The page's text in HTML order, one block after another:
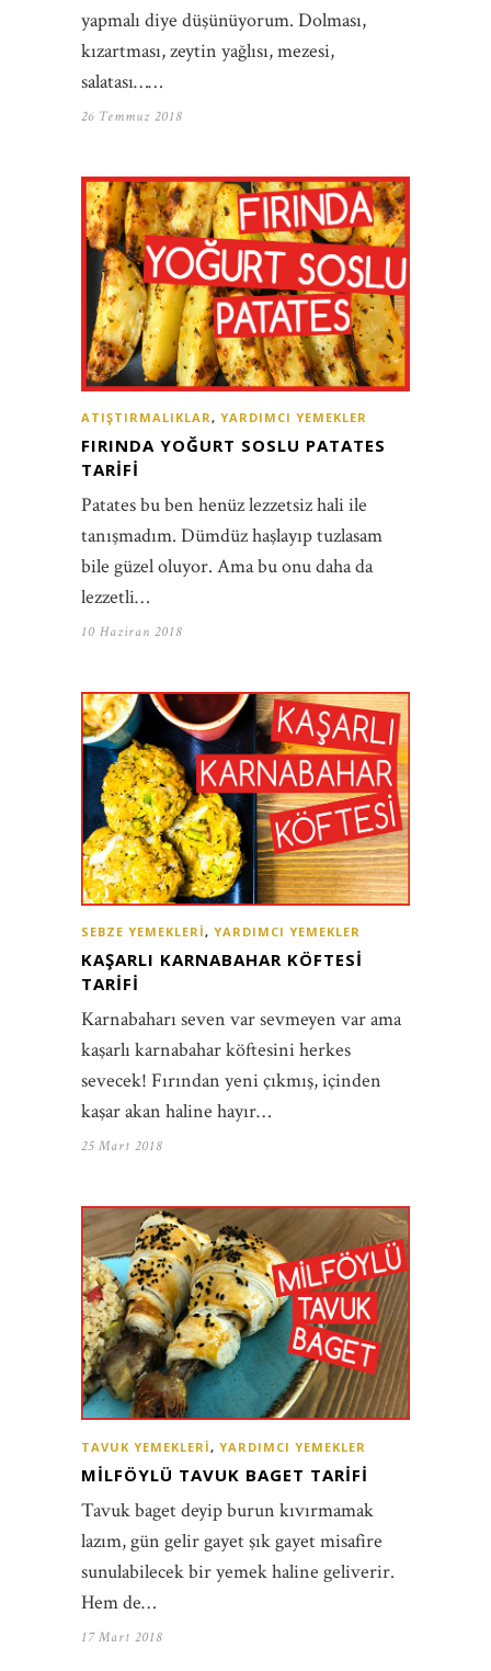
yapmalı diye düşünüyorum. Dolması,
kızartması, zeytin yağlısı, mezesi,
salatası……
26 Temmuz 2018
ATIŞTIRMALIKLAR, YARDIMCI YEMEKLER
FIRINDA YOĞURT SOSLU PATATES
TARIFI
Patates bu ben henüz lezzetsiz hali ile
tanışmadım. Dümdüz haşlayıp tuzlasam
bile güzel oluyor. Ama bu onu daha da
lezzetli…
10 Haziran 2018
SEBZE YEMEKLERI, YARDIMCI YEMEKLER
KAŞARLI KARNABAHAR KÖFTESI
TARIFI
Karnabaharı seven var sevmeyen var ama
kaşarlı karnabahar köftesini herkes
sevecek! Fırından yeni çıkmış, içinden
kaşar akan haline hayır…
25 Mart 2018
TAVUK YEMEKLERI, YARDIMCI YEMEKLER
MILFÖYLÜ TAVUK BAGET TARIFI
Tavuk baget deyip burun kıvırmamak
lazım, gün gelir gayet şık gayet misafire
sunulabilecek bir yemek haline geliverir.
Hem de…
17 Mart 2018